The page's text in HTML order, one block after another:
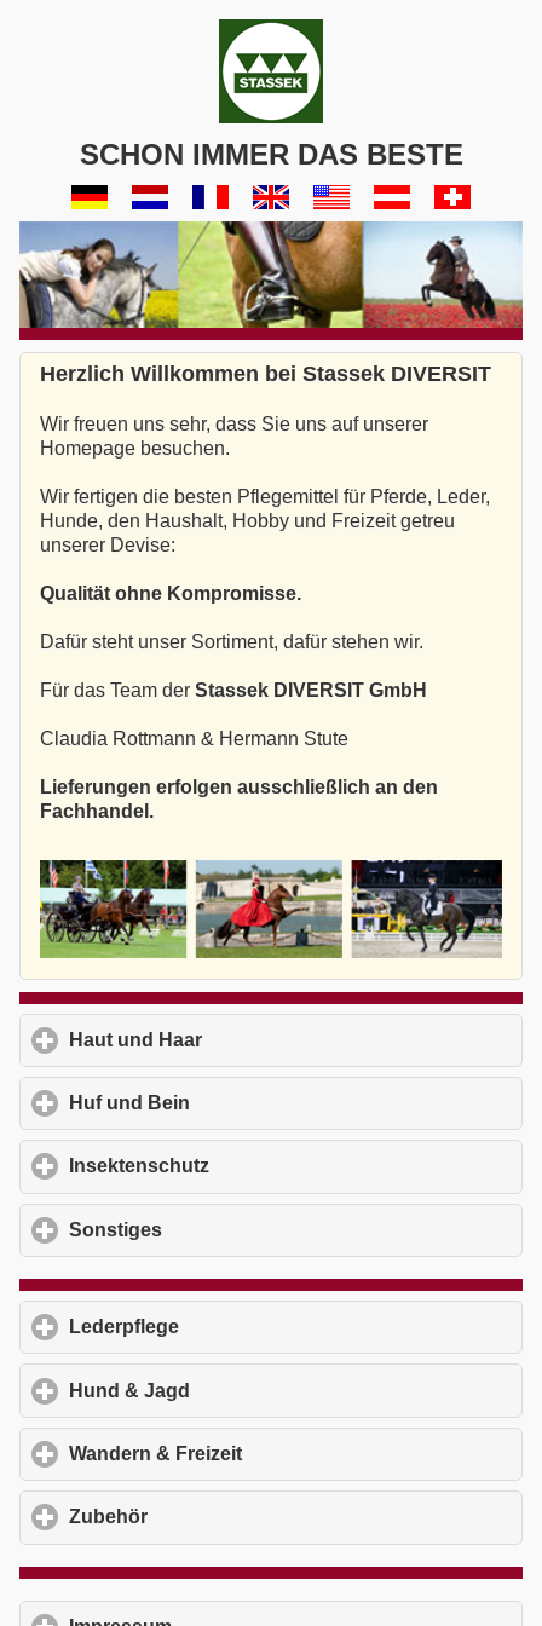
SCHON IMMER DAS BESTE
Herzlich Willkommen bei Stassek DIVERSIT
Wir freuen uns sehr, dass Sie uns auf unserer
Homepage besuchen.
Wir fertigen die besten Pflegemittel für Pferde, Leder,
Hunde, den Haushalt, Hobby und Freizeit getreu
unserer Devise:
Qualität ohne Kompromisse.
Dafür steht unser Sortiment, dafür stehen wir.
Für das Team der Stassek DIVERSIT GmbH
Claudia Rottmann & Hermann Stute
Lieferungen erfolgen ausschließlich an den
Fachhandel.
Haut und Haar
Huf und Bein
Insektenschutz
Sonstiges
Lederpflege
Hund & Jagd
Wandern & Freizeit
Zubehör